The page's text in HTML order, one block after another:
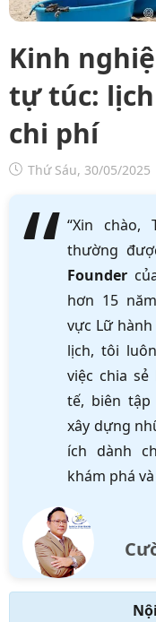
Kinh
tự túc:
chi phí
Thứ Sáu, 30/05/2025
“Xin chào,
thường
Founder
hơn 15
vực Lữ
lịch, tôi
việc chia
tế, biên
xây dựng
ích dành
khám phá